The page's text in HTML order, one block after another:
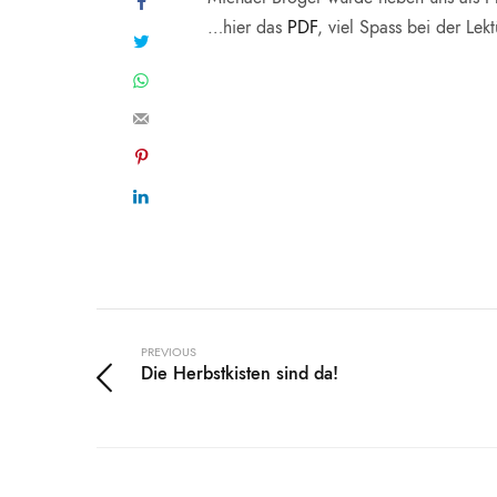
…hier das PDF, viel Spass bei der
PREVIOUS
Die Herbstkisten sind da!